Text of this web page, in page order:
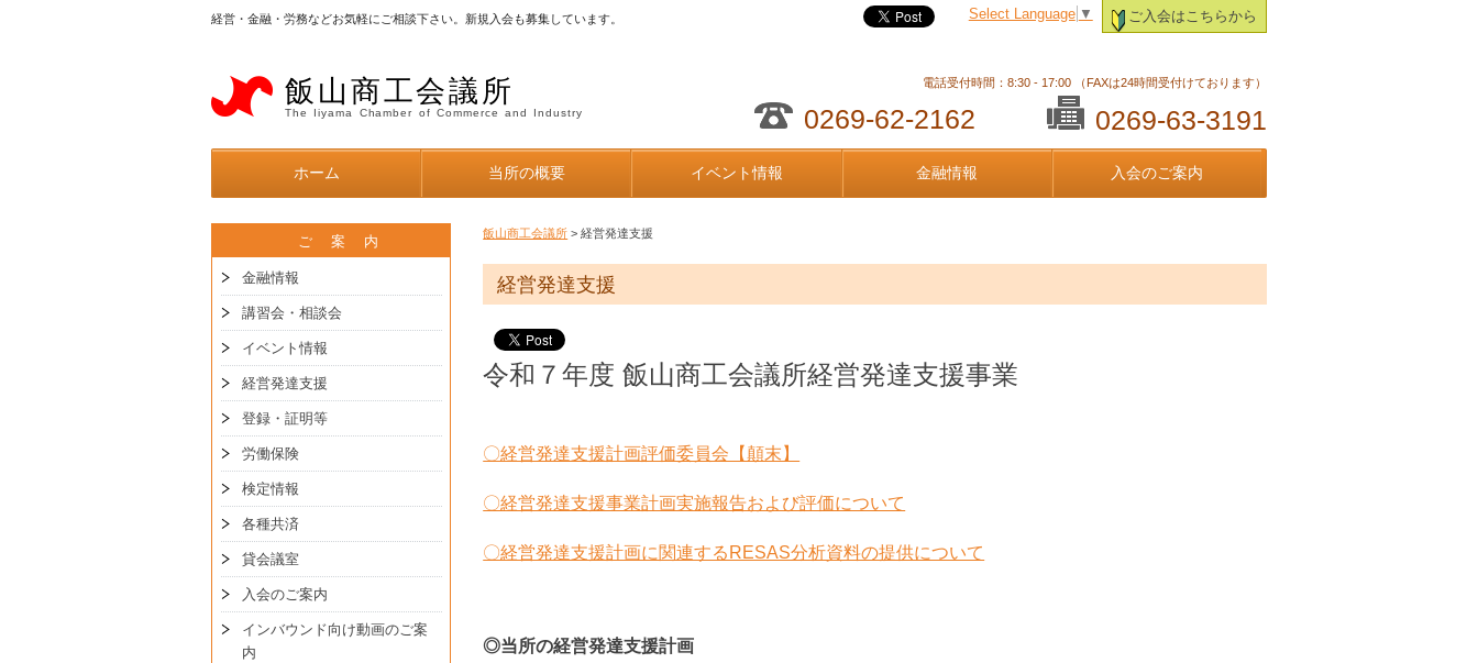
経営・金融・労務などお気軽にご相談下さい。新規入会も募集しています。 ご入会はこちらから
Select Language ▼
飯山商工会議所
The Iiyama Chamber of Commerce and Industry
電話受付時間：8:30 - 17:00 （FAXは24時間受付けております）
0269-62-2162 0269-63-3191
ホーム 当所の概要 イベント情報 金融情報 入会のご案内
飯山商工会議所 > 経営発達支援
経営発達支援
令和７年度 飯山商工会議所経営発達支援事業
〇経営発達支援計画評価委員会【顛末】
〇経営発達支援事業計画実施報告および評価について
〇経営発達支援計画に関連するRESAS分析資料の提供について
◎当所の経営発達支援計画
ご 案 内
金融情報
講習会・相談会
イベント情報
経営発達支援
登録・証明等
労働保険
検定情報
各種共済
貸会議室
入会のご案内
インバウンド向け動画のご案
内